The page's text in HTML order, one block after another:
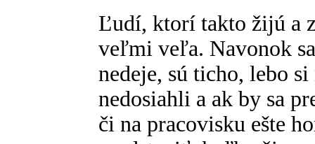
Ľudí, ktorí takto žijú a
veľmi veľa. Navonok
nedeje, sú ticho, lebo
nedosiahli a ak by sa
či na pracovisku ešte